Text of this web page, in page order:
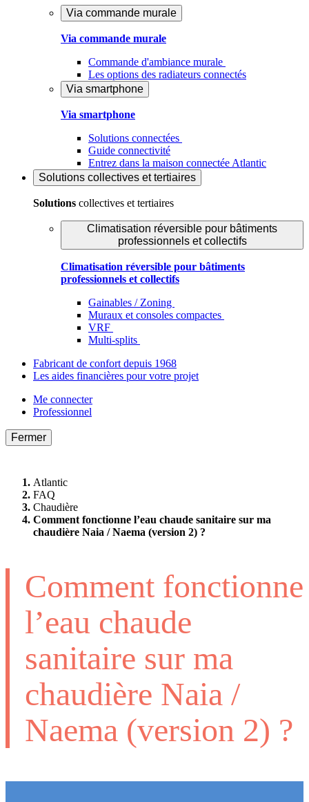
Via commande murale
Via commande murale
Commande d'ambiance murale
Les options des radiateurs connectés
Via smartphone
Via smartphone
Solutions connectées
Guide connectivité
Entrez dans la maison connectée Atlantic
Solutions collectives et tertiaires
Solutions collectives et tertiaires
Climatisation réversible pour bâtiments
professionnels et collectifs
Climatisation réversible pour bâtiments
professionnels et collectifs
Gainables / Zoning
Muraux et consoles compactes
VRF
Multi-splits
Fabricant de confort depuis 1968
Les aides financières pour votre projet
Me connecter
Professionnel
Fermer
Atlantic
FAQ
Chaudière
Comment fonctionne l’eau chaude sanitaire sur ma
chaudière Naia / Naema (version 2) ?
Comment fonctionne
l’eau chaude
sanitaire sur ma
chaudière Naia /
Naema (version 2) ?